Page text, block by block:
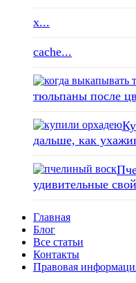
x...
cache...
тюльпаны после
дальше, как
удивительные
Главная
Блог
Все статьи
Контакты
Правовая